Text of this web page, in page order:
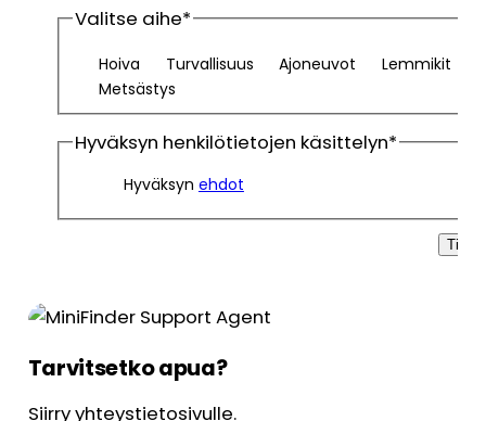
Valitse aihe*
Hoiva Turvallisuus Ajoneuvot
Lemmikit
Metsästys
Hyväksyn henkilötietojen käsittelyn*
Hyväksyn ehdot
Tilaa
Tarvitsetko apua?
Siirry yhteystietosivulle.